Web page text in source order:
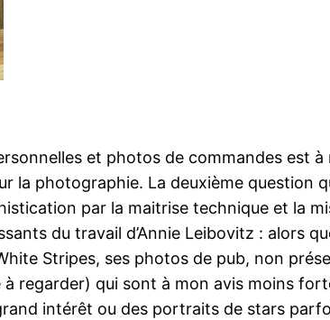
et photos de commandes est
la photographie. La deuxième question
par la maitrise technique et la
du travail d’Annie Leibovitz : alors
Stripes, ses photos de pub, non
regarder) qui sont à mon avis moins
intérêt ou des portraits de stars